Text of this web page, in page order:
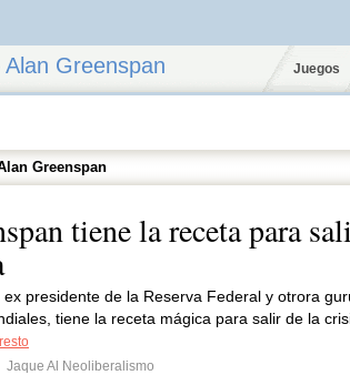
Greenspan Juegos
Greenspan
tiene la receta para
presidente de la Reserva Federal y otrora
tiene la receta mágica para salir de la
Jaque Al Neoliberalismo